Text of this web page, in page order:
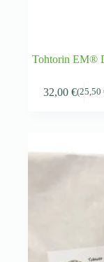
Tohtorin EM®
32,00 €(25,50